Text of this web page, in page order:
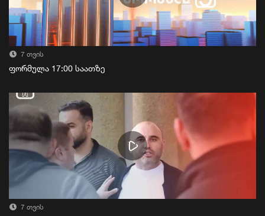
7 თვის
ფორმულა 17:00 საათზე
7 თვის